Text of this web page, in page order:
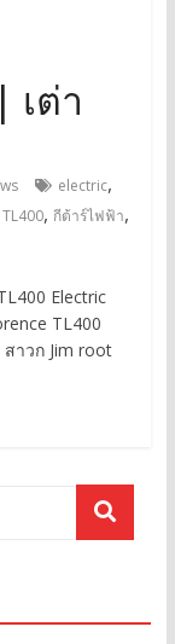
เต่า
electric,
TL400, กีต้าร์ไฟฟ้า,
Electric
TL400
สาวก Jim root